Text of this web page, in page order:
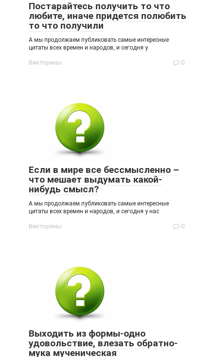
Постарайтесь получить то что
любите, иначе придется полюбить
то что получили
А мы продолжаем публиковать самые интересные
цитаты всех времен и народов, и сегодня у
Викторины 0
Если в мире все бессмысленно –
что мешает выдумать какой-
нибудь смысл?
А мы продолжаем публиковать самые интересные
цитаты всех времен и народов, и сегодня у нас
Викторины 0
Выходить из формы-одно
удовольствие, влезать обратно-
мука мученическая